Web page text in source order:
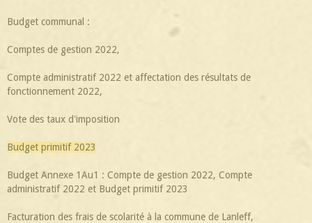
Budget communal :
Comptes de gestion 2022,
Compte administratif 2022 et affectation des résultats de
fonctionnement 2022,
Vote des taux d'imposition
Budget primitif 2023
Budget Annexe 1Au1 : Compte de gestion 2022, Compte
administratif 2022 et Budget primitif 2023
Facturation des frais de scolarité à la commune de Lanleff,